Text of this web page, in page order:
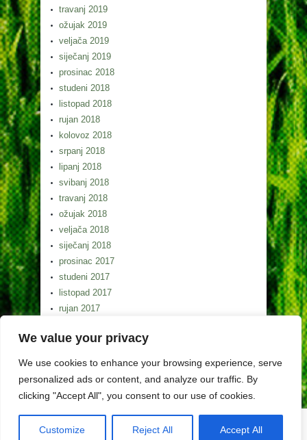
We value your privacy
We use cookies to enhance your browsing experience, serve
personalized ads or content, and analyze our traffic. By
clicking "Accept All", you consent to our use of cookies.
Customize Reject All Accept All
travanj 2019
ožujak 2019
veljača 2019
siječanj 2019
prosinac 2018
studeni 2018
listopad 2018
rujan 2018
kolovoz 2018
srpanj 2018
lipanj 2018
svibanj 2018
travanj 2018
ožujak 2018
veljača 2018
siječanj 2018
prosinac 2017
studeni 2017
listopad 2017
rujan 2017
srpanj 2017